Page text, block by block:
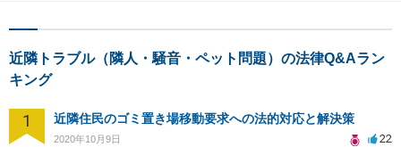
近隣トラブル（隣人・騒音・ペット問題）の法律Q&Aラン
キング
1 近隣住民のゴミ置き場移動要求への法的対応と解決策
2020年10月9日 22